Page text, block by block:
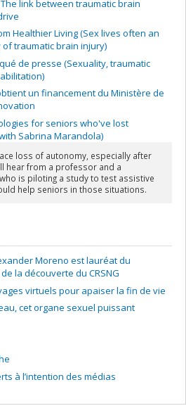
link between traumatic brain
Healthier Living (Sex lives often an
traumatic brain injury)
de presse (Sexuality, traumatic
un financement du Ministère de
for seniors who've lost
Sabrina Marandola)
loss of autonomy, especially after
hear from a professor and a
is piloting a study to test assistive
help seniors in those situations.
Moreno est lauréat du
la découverte du CRSNG
virtuels pour apaiser la fin de vie
cet organe sexuel puissant
à l’intention des médias